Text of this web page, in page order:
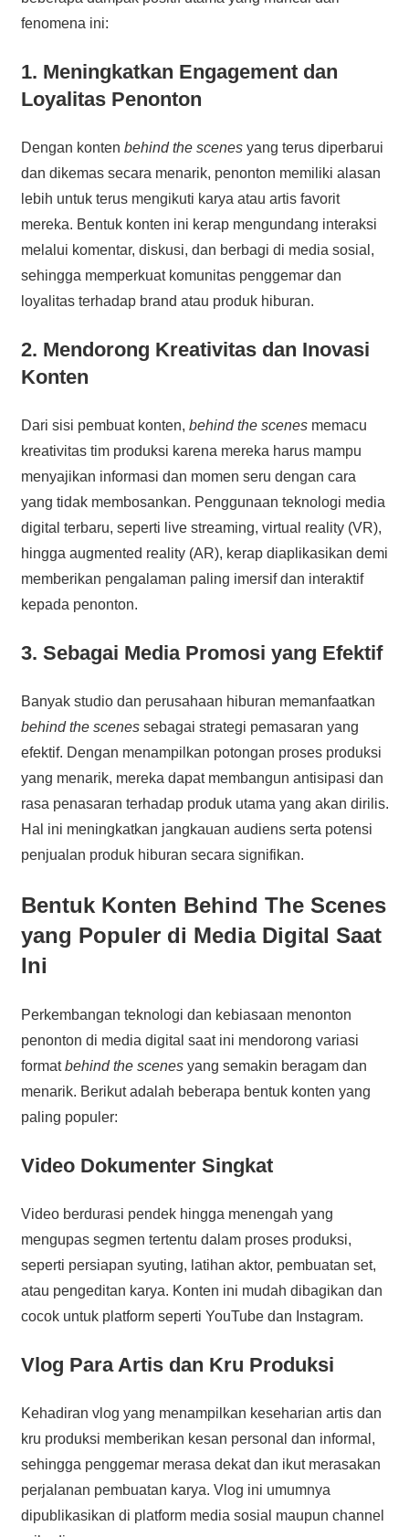
fenomena ini:
1. Meningkatkan Engagement dan
Loyalitas Penonton
Dengan konten behind the scenesyang terus diperbarui
dan dikemas secara menarik, penonton memiliki alasan
lebih untuk terus mengikuti karya atau artis favorit
mereka. Bentuk konten ini kerap mengundang interaksi
melalui komentar, diskusi, dan berbagi di media sosial,
sehingga memperkuat komunitas penggemar dan
loyalitas terhadap brand atau produk hiburan.
2. Mendorong Kreativitas dan Inovasi
Konten
Dari sisi pembuat konten, behind the scenesmemacu
kreativitas tim produksi karena mereka harus mampu
menyajikan informasi dan momen seru dengan cara
yang tidak membosankan. Penggunaan teknologi media
digital terbaru, seperti live streaming, virtual reality (VR),
hingga augmented reality (AR), kerap diaplikasikan demi
memberikan pengalaman paling imersif dan interaktif
kepada penonton.
3. Sebagai Media Promosi yang Efektif
Banyak studio dan perusahaan hiburan memanfaatkan
behind the scenessebagai strategi pemasaran yang
efektif. Dengan menampilkan potongan proses produksi
yang menarik, mereka dapat membangun antisipasi dan
rasa penasaran terhadap produk utama yang akan dirilis.
Hal ini meningkatkan jangkauan audiens serta potensi
penjualan produk hiburan secara signifikan.
Bentuk Konten Behind The Scenes
yang Populer di Media Digital Saat
Ini
Perkembangan teknologi dan kebiasaan menonton
penonton di media digital saat ini mendorong variasi
formatbehind the scenesyang semakin beragam dan
menarik. Berikut adalah beberapa bentuk konten yang
paling populer:
Video Dokumenter Singkat
Video berdurasi pendek hingga menengah yang
mengupas segmen tertentu dalam proses produksi,
seperti persiapan syuting, latihan aktor, pembuatan set,
atau pengeditan karya. Konten ini mudah dibagikan dan
cocok untuk platform seperti YouTube dan Instagram.
Vlog Para Artis dan Kru Produksi
Kehadiran vlog yang menampilkan keseharian artis dan
kru produksi memberikan kesan personal dan informal,
sehingga penggemar merasa dekat dan ikut merasakan
perjalanan pembuatan karya. Vlog ini umumnya
dipublikasikan di platform media sosial maupun channel